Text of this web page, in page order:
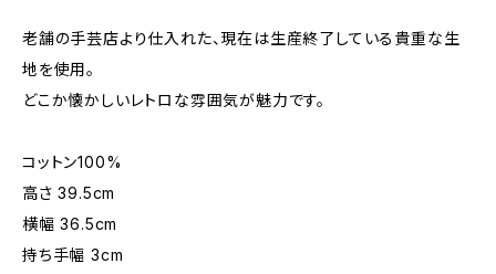
老舗の手芸店より仕入れた、現在は生産終了している貴重な生
地を使用。
どこか懐かしいレトロな雰囲気が魅力です。
コットン100%
高さ 39.5cm
横幅 36.5cm
持ち手幅 3cm